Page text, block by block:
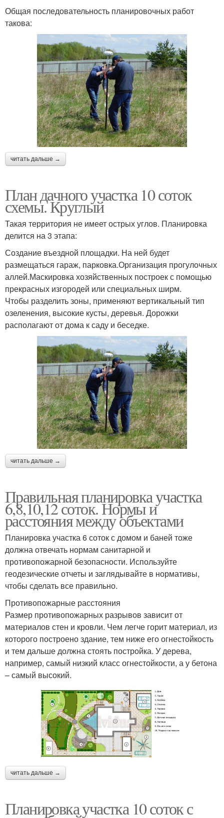
Общая последовательность планировочных работ
такова:
читать дальше →
План дачного участка 10 соток
схемы. Круглый
Такая территория не имеет острых углов. Планировка
делится на 3 этапа:
Создание въездной площадки. На ней будет
размещаться гараж, парковка.Организация прогулочных
аллей.Маскировка хозяйственных построек с помощью
прекрасных изгородей или специальных ширм.
Чтобы разделить зоны, применяют вертикальный тип
озеленения, высокие кусты, деревья. Дорожки
располагают от дома к саду и беседке.
читать дальше →
Правильная планировка участка
6,8,10,12 соток. Нормы и
расстояния между объектами
Планировка участка 6 соток с домом и баней тоже
должна отвечать нормам санитарной и
противопожарной безопасности. Используйте
геодезические отчеты и заглядывайте в нормативы,
чтобы сделать все правильно.
Противопожарные расстояния
Размер противопожарных разрывов зависит от
материалов стен и кровли. Чем легче горит материал, из
которого построено здание, тем ниже его огнестойкость
и тем дальше должна стоять постройка. У дерева,
например, самый низкий класс огнестойкости, а у бетона
– самый высокий.
читать дальше →
Планировка участка 10 соток с